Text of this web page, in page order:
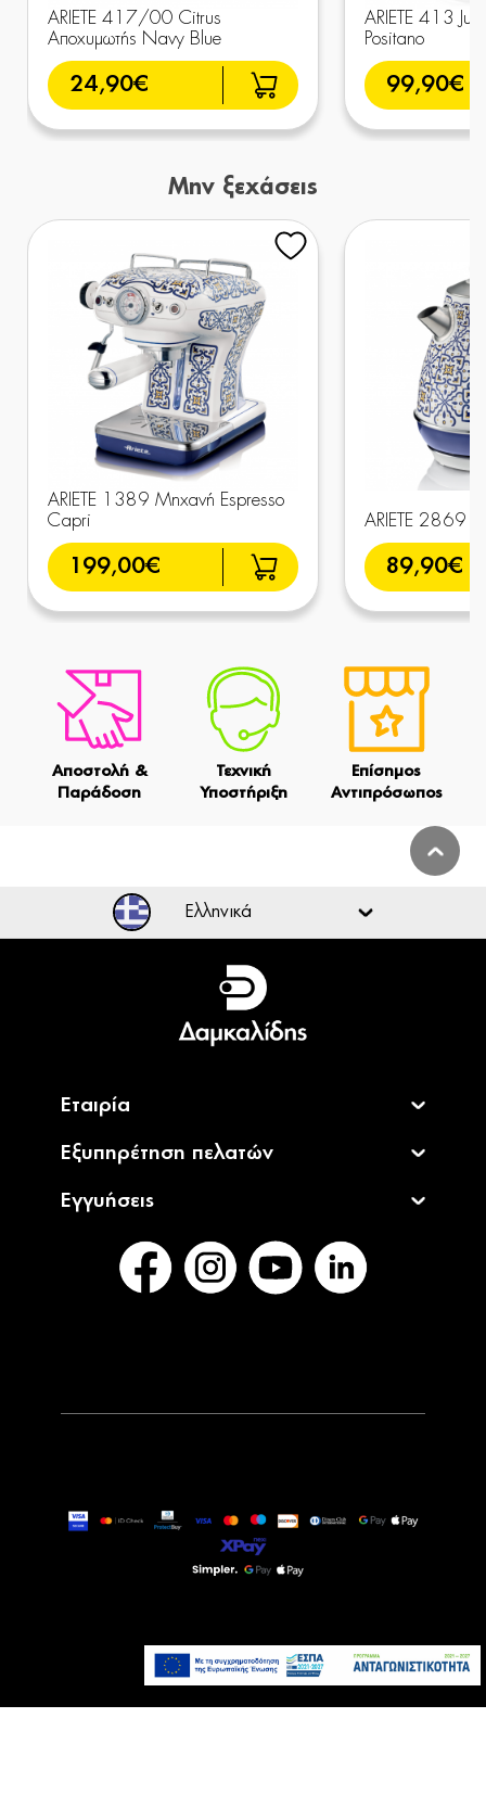
ARIETE 417/00 Citrus
Αποχυμωτής Navy Blue
24,90€
ARIETE 413
Positano
99,90€
Μην ξεχάσεις
ARIETE 1389 Μηχανή Espresso
Capri
199,00€
ARIETE 2869
89,90€
Αποστολή &
Παράδοση
Τεχνική
Υποστήριξη
Επίσημος
Αντιπρόσωπος
Προσθήκη στο καλάθι
Ελληνικά
Ελληνικά
English
Εταιρία
Εξυπηρέτηση πελατών
Εγγυήσεις